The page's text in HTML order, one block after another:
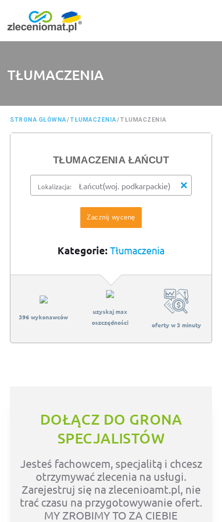
TŁUMACZENIA
STRONA GŁÓWNA/ TŁUMACZENIA/ TŁUMACZENIA
TŁUMACZENIA ŁAŃCUT
Lokalizacja:
Zacznij wycenę
Kategorie: Tłumaczenia
396 wykonawców
uzyskaj max
oszczędności
oferty w 3 minuty
DOŁĄCZ DO GRONA
SPECJALISTÓW
Jesteś fachowcem, specjalitą i chcesz
otrzymywać zlecenia na usługi.
Zarejestruj się na zlecenioamt.pl, nie
trać czasu na przygotowywanie ofert.
MY ZROBIMY TO ZA CIEBIE